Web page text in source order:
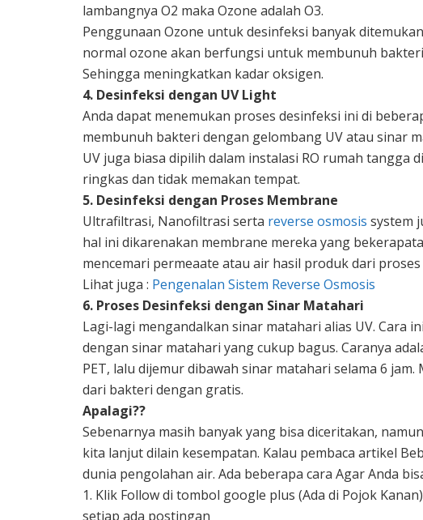
lambangnya O2 maka Ozone adalah O3.
Penggunaan Ozone untuk desinfeksi banyak
normal ozone akan berfungsi untuk membunuh
Sehingga meningkatkan kadar oksigen.
4. Desinfeksi dengan UV Light
Anda dapat menemukan proses desinfeksi ini di
membunuh bakteri dengan gelombang UV atau sinar
UV juga biasa dipilih dalam instalasi RO rumah tangga
ringkas dan tidak memakan tempat.
5. Desinfeksi dengan Proses Membrane
Ultrafiltrasi, Nanofiltrasi serta reverse osmosis system
hal ini dikarenakan membrane mereka yang
mencemari permeaate atau air hasil produk dari
Lihat juga : Pengenalan Sistem Reverse Osmosis
6. Proses Desinfeksi dengan Sinar Matahari
Lagi-lagi mengandalkan sinar matahari alias UV. Cara
dengan sinar matahari yang cukup bagus. Caranya
PET, lalu dijemur dibawah sinar matahari selama 6
dari bakteri dengan gratis.
Apalagi??
Sebenarnya masih banyak yang bisa diceritakan,
kita lanjut dilain kesempatan. Kalau pembaca artikel
dunia pengolahan air. Ada beberapa cara Agar Anda
1. Klik Follow di tombol google plus (Ada di Pojok
setiap ada postingan